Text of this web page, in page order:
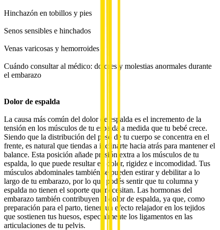
Hinchazón en tobillos y pies
Senos sensibles e hinchados
Venas varicosas y hemorroides
Cuándo consultar al médico: dolores y molestias anormales durante
el embarazo
Dolor de espalda
La causa más común del dolor de espalda es el incremento de la
tensión en los músculos de tu espalda a medida que tu bebé crece.
Siendo que la distribución del peso de tu cuerpo se concentra en el
frente, es natural que tiendas a inclinarte hacia atrás para mantener el
balance. Esta posición añade presión extra a los músculos de tu
espalda, lo que puede resultar en dolor, rigidez e incomodidad. Tus
músculos abdominales también se pueden estirar y debilitar a lo
largo de tu embarazo, por lo que podés sentir que tu columna y
espalda no tienen el soporte que necesitan. Las hormonas del
embarazo también contribuyen al dolor de espalda, ya que, como
preparación para el parto, tienen un efecto relajador en los tejidos
que sostienen tus huesos, especialmente los ligamentos en las
articulaciones de tu pelvis.